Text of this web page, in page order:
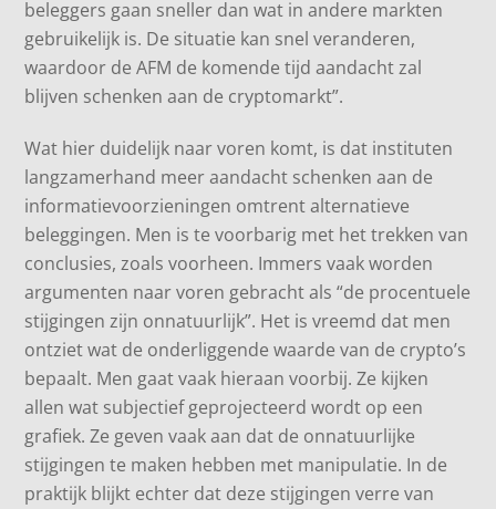
beleggers gaan sneller dan wat in andere markten
gebruikelijk is. De situatie kan snel veranderen,
waardoor de AFM de komende tijd aandacht zal
blijven schenken aan de cryptomarkt”.
Wat hier duidelijk naar voren komt, is dat instituten
langzamerhand meer aandacht schenken aan de
informatievoorzieningen omtrent alternatieve
beleggingen. Men is te voorbarig met het trekken van
conclusies, zoals voorheen. Immers vaak worden
argumenten naar voren gebracht als “de procentuele
stijgingen zijn onnatuurlijk”. Het is vreemd dat men
ontziet wat de onderliggende waarde van de crypto’s
bepaalt. Men gaat vaak hieraan voorbij. Ze kijken
allen wat subjectief geprojecteerd wordt op een
grafiek. Ze geven vaak aan dat de onnatuurlijke
stijgingen te maken hebben met manipulatie. In de
praktijk blijkt echter dat deze stijgingen verre van